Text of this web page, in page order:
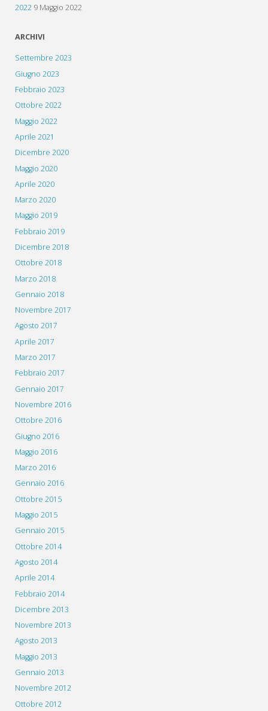
2022 9 Maggio 2022
ARCHIVI
Settembre 2023
Giugno 2023
Febbraio 2023
Ottobre 2022
Maggio 2022
Aprile 2021
Dicembre 2020
Maggio 2020
Aprile 2020
Marzo 2020
Maggio 2019
Febbraio 2019
Dicembre 2018
Ottobre 2018
Marzo 2018
Gennaio 2018
Novembre 2017
Agosto 2017
Aprile 2017
Marzo 2017
Febbraio 2017
Gennaio 2017
Novembre 2016
Ottobre 2016
Giugno 2016
Maggio 2016
Marzo 2016
Gennaio 2016
Ottobre 2015
Maggio 2015
Gennaio 2015
Ottobre 2014
Agosto 2014
Aprile 2014
Febbraio 2014
Dicembre 2013
Novembre 2013
Agosto 2013
Maggio 2013
Gennaio 2013
Novembre 2012
Ottobre 2012